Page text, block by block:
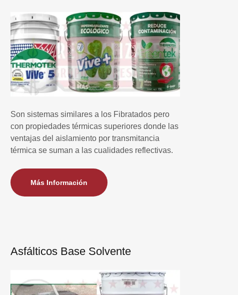
Son sistemas similares a los Fibratados pero
con propiedades térmicas superiores donde las
ventajas del aislamiento por transmitancia
térmica se suman a las cualidades reflectivas.
Más Información
Asfálticos Base Solvente